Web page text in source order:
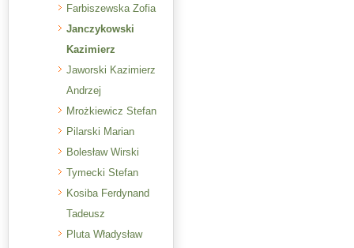
Farbiszewska Zofia
Janczykowski
Kazimierz
Jaworski Kazimierz
Andrzej
Mrożkiewicz Stefan
Pilarski Marian
Bolesław Wirski
Tymecki Stefan
Kosiba Ferdynand
Tadeusz
Pluta Władysław